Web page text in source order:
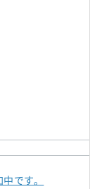
です。